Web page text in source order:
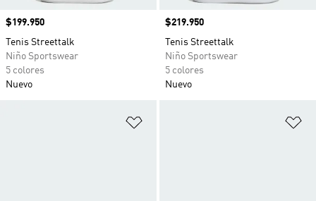
Precio
$199.950
Tenis Streettalk
Niño Sportswear
5 colores
Nuevo
Precio
$219.950
Tenis Streettalk
Niño Sportswear
5 colores
Nuevo